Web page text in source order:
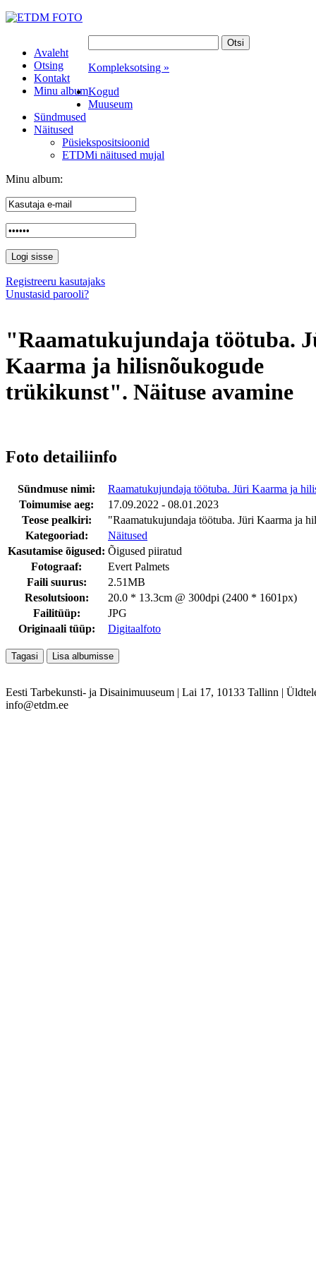
Avaleht
Otsing
Kontakt
Minu album
Kompleksotsing »
Kogud
Muuseum
Sündmused
Näitused
Püsiekspositsioonid
ETDMi näitused mujal
Minu album:
Registreeru kasutajaks
Unustasid parooli?
"Raamatukujundaja töötuba.
Kaarma ja hilisnõukogude
trükikunst". Näituse avamine
Foto detailiinfo
Sündmuse nimi:
Raamatukujundaja töötuba. Jüri Kaarma ja
Toimumise aeg:
17.09.2022 - 08.01.2023
Teose pealkiri:
"Raamatukujundaja töötuba. Jüri Kaarma ja
Kategooriad:
Näitused
Kasutamise õigused: Õigused piiratud
Fotograaf:
Evert Palmets
Faili suurus:
2.51MB
Resolutsioon:
20.0 * 13.3cm @ 300dpi (2400 * 1601px)
Failitüüp:
JPG
Originaali tüüp:
Digitaalfoto
Eesti Tarbekunsti- ja Disainimuuseum | Lai 17, 10133 Tallinn |
info@etdm.ee